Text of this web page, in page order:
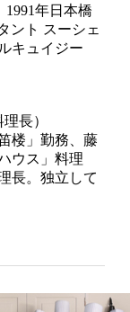
1991年日本橋
ント スーシェ
キュイジー
長）
楼」勤務、藤
ウス」料理
長。独立して